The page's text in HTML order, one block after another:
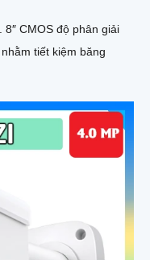
8″ CMOS độ phân giải
tiết kiệm băng